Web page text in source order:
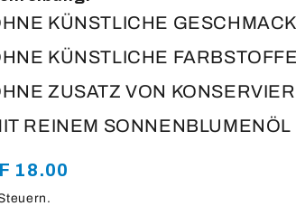
KÜNSTLICHE
KÜNSTLICHE FARBSTOFFE
ZUSATZ VON
REINEM SONNENBLUMENÖL
18.00